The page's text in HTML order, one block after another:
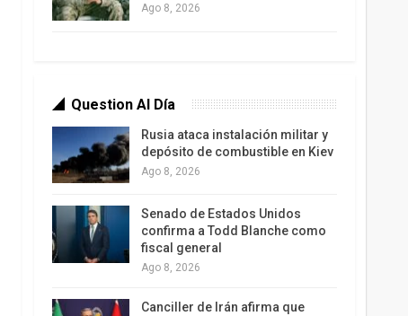
Ago 8, 2026
Question Al Día
Rusia ataca instalación militar y
depósito de combustible en Kiev
Ago 8, 2026
Senado de Estados Unidos
confirma a Todd Blanche como
fiscal general
Ago 8, 2026
Canciller de Irán afirma que